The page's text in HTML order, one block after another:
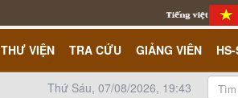
THƯ VIỆN TRA CỨU GIẢNG VIÊN
Thứ Sáu, 07/08/2026, 19:43